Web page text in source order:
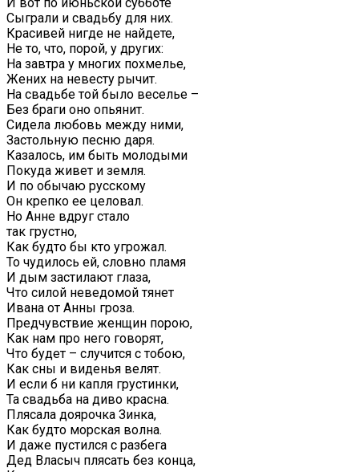
Сыграли и свадьбу для них.
Красивей нигде не найдете,
Не то, что, порой, у других:
На завтра у многих похмелье,
Жених на невесту рычит.
На свадьбе той было веселье –
Без браги оно опьянит.
Сидела любовь между ними,
Застольную песню даря.
Казалось, им быть молодыми
Покуда живет и земля.
И по обычаю русскому
Он крепко ее целовал.
Но Анне вдруг стало
так грустно,
Как будто бы кто угрожал.
То чудилось ей, словно пламя
И дым застилают глаза,
Что силой неведомой тянет
Ивана от Анны гроза.
Предчувствие женщин порою,
Как нам про него говорят,
Что будет – случится с тобою,
Как сны и виденья велят.
И если б ни капля грустинки,
Та свадьба на диво красна.
Плясала доярочка Зинка,
Как будто морская волна.
И даже пустился с разбега
Дед Власыч плясать без конца,